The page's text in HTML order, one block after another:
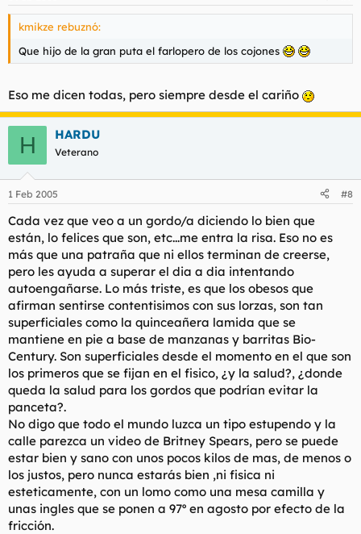
kmikze rebuznó:
Que hijo de la gran puta el farlopero de los cojones
Eso me dicen todas, pero siempre desde el cariño
H HARDU
Veterano
1 Feb 2005 #8
Cada vez que veo a un gordo/a diciendo lo bien que
están, lo felices que son, etc...me entra la risa. Eso no es
más que una patraña que ni ellos terminan de creerse,
pero les ayuda a superar el dia a dia intentando
autoengañarse. Lo más triste, es que los obesos que
afirman sentirse contentisimos con sus lorzas, son tan
superficiales como la quinceañera lamida que se
mantiene en pie a base de manzanas y barritas Bio-
Century. Son superficiales desde el momento en el que son
los primeros que se fijan en el fisico, ¿y la salud?, ¿donde
queda la salud para los gordos que podrían evitar la
panceta?.
No digo que todo el mundo luzca un tipo estupendo y la
calle parezca un video de Britney Spears, pero se puede
estar bien y sano con unos pocos kilos de mas, de menos o
los justos, pero nunca estarás bien ,ni fisica ni
esteticamente, con un lomo como una mesa camilla y
unas ingles que se ponen a 97º en agosto por efecto de la
fricción.